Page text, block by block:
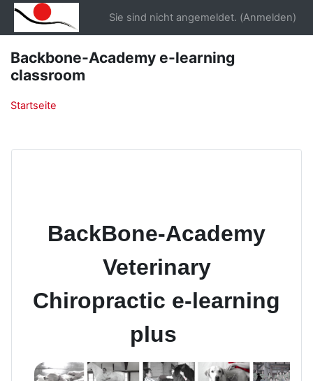
Zum Hauptinhalt
Sie sind nicht angemeldet. (Anmelden)
Backbone-Academy e-learning
classroom
Startseite
BackBone-Academy
Veterinary
Chiropractic e-learning
plus